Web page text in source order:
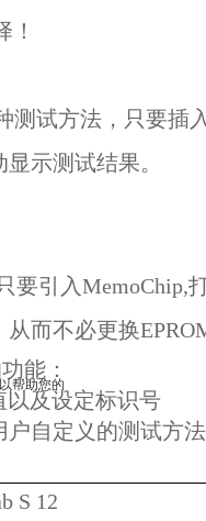
帮助您的
测试方法，只要插
示测试结果。
引入MemoChip,
而不必更换
能：
及设定标识号
户自定义的测试方法
S 12